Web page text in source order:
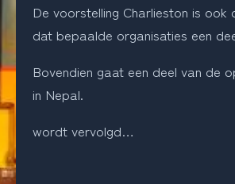
De voorstelling Charlieston is
dat bepaalde organisaties een
Bovendien gaat een deel van de
in Nepal.
wordt vervolgd…